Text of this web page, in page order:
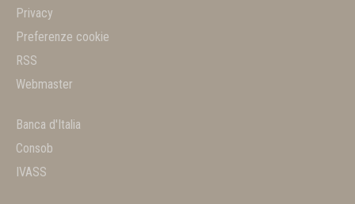
Privacy
Preferenze cookie
RSS
Webmaster
Banca d'Italia
Consob
IVASS